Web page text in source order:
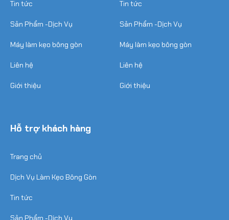
Tin tức
Sản Phẩm -Dịch Vụ
Máy làm kẹo bông gòn
Liên hệ
Giới thiệu
Tin tức
Sản Phẩm -Dịch Vụ
Máy làm kẹo bông gòn
Liên hệ
Giới thiệu
Hỗ trợ khách hàng
Trang chủ
Dịch Vụ Làm Kẹo Bông Gòn
Tin tức
Sản Phẩm -Dịch Vụ